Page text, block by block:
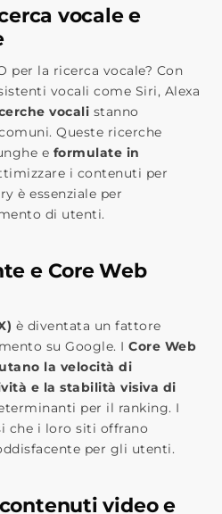
vocale e
per la ricerca vocale? Con
vocali come Siri, Alexa
vocali stanno
Queste ricerche
e formulate in
i contenuti per
è essenziale per
di utenti.
e Core Web
è diventata un fattore
su Google. ICore Web
la velocità di
e la stabilità visiva di
per il ranking. I
che i loro siti offrano
per gli utenti.
video e